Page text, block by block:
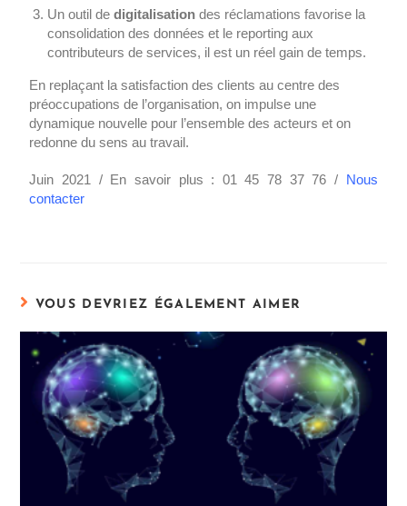
Un outil dedigitalisation des réclamations favorise la
consolidation des données et le reporting aux
contributeurs de services, il est un réel gain de temps.
En replaçant la satisfaction des clients au centre des
préoccupations de l’organisation, on impulse une
dynamique nouvelle pour l’ensemble des acteurs et on
redonne du sens au travail.
Juin 2021 / En savoir plus : 01 45 78 37 76 / Nous
contacter
VOUS DEVRIEZ ÉGALEMENT AIMER